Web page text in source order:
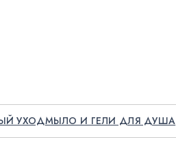
УХОДМЫЛО И ГЕЛИ ДЛЯ ДУША